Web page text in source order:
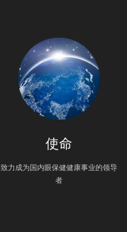
使命
致力成为国内眼保健健康事业的领导
者